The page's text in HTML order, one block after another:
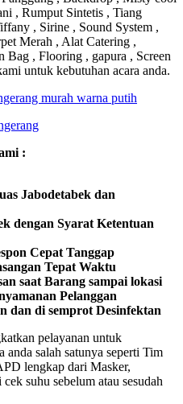
, Rumput Sintetis , Tiang
, Sirine , Sound System ,
Merah , Alat Catering ,
Bag , Flooring , gapura , Screen
untuk kebutuhan acara anda.
:
Jabodetabek dan
dengan Syarat Ketentuan
Cepat Tanggap
Tepat Waktu
saat Barang sampai lokasi
Pelanggan
dan di semprot Desinfektan
pelayanan untuk
anda salah satunya seperti Tim
lengkap dari Masker,
suhu sebelum atau sesudah